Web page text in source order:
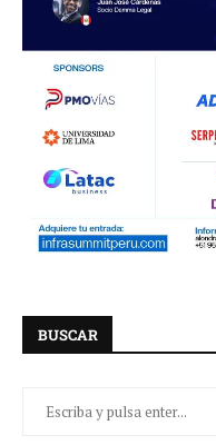
BUSCAR